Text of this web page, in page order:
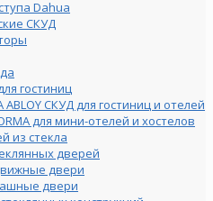
Dahua
СКУД
гостиниц
СКУД для гостиниц и отелей
для мини-отелей и хостелов
из стекла
дверей
двери
двери